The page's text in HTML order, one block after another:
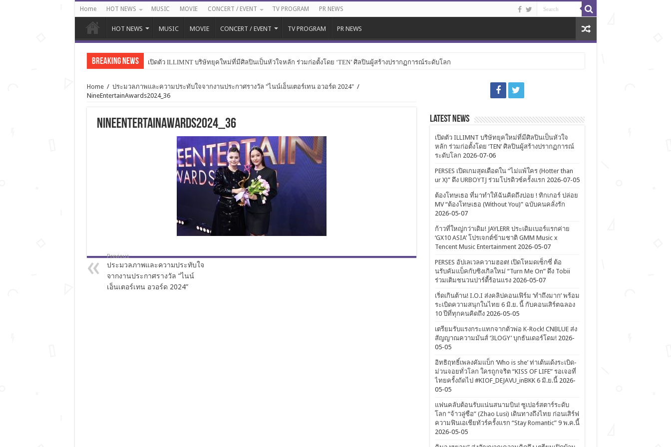
Home HOT NEWS MUSIC MOVIE CONCERT / EVENT TV PROGRAM PR NEWS
HOT NEWS MUSIC MOVIE CONCERT / EVENT TV PROGRAM PR NEWS
Breaking News เปิดตัว ILLIMNT บริษัทยุคใหม่ที่มีศิลปินเป็นหัวใจหลัก ร่วมก่อตั้งโดย ‘TEN’ ศิลปินผู้สร้างปรากฏการณ์ระดับโลก
Home / ประมวลภาพและความประทับใจจากงานประกาศรางวัล "ไนน์เอ็นเตอร์เทน อวอร์ด 2024" /
NineEntertainAwards2024_36
NineEntertainAwards2024_36
Previous
ประมวลภาพและความประทับใจ
จากงานประกาศรางวัล “ไนน์
เอ็นเตอร์เทน อวอร์ด 2024”
Latest News
เปิดตัว ILLIMNT บริษัทยุคใหม่ที่มีศิลปินเป็นหัวใจ
หลัก ร่วมก่อตั้งโดย ‘TEN’ ศิลปินผู้สร้างปรากฏการณ์
ระดับโลก 2026-07-06
PERSES เปิดเกมสุดเดือดใน “ไม่แพ้ใคร (Hotter than
ur X)” ดึง URBOYTJ ร่วมโปรดิวซ์ครั้งแรก 2026-07-05
ต้องโทษเธอ ที่มาทำให้ฉันคิดถึงบ่อย ! ทิกเกอร์ ปล่อย
MV “ต้องโทษเธอ (Without You)” ฉบับคนคลั่งรัก
2026-05-07
ก้าวที่ใหญ่กว่าเดิม! JAYLERR ประเดิมเบอร์แรกค่าย
‘GX10 ASIA’ โปรเจกต์ข้ามชาติ GMM Music x
Tencent Music Entertainment 2026-05-07
PERSES อัปเลเวลความฮอต! เปิดโหมดเซ็กซี่ ต้อ
นรับคัมแบ็คกับซิงเกิลใหม่ “Turn Me On” ดึง Tobii
ร่วมเติมชนวนปาร์ตี้ร้อนแรง 2026-05-07
เริ่ดเกินต้าน! I.O.I ส่งคลิปคอนเฟิร์ม ‘ทำถึงมาก’ พร้อม
ระเบิดความสนุกในไทย 6 มิ.ย. นี้ กับคอนเสิร์ตฉลอง
10 ปีที่ทุกคนคิดถึง 2026-05-05
เตรียมรับแรงกระแทกจากตัวพ่อ K-Rock! CNBLUE ส่ง
สัญญาณความมันส์ ‘3LOGY’ บุกธันเดอร์โดม! 2026-
05-05
อิทธิฤทธิ์เพลงคัมแบ็ก ‘Who is she’ ท่าเต้นเด้งระเบิด-
ม่วนจอยทั่วโลก ใครถูกจริต “KISS OF LIFE” รอเจอที่
ไทยครั้งถัดไป #KIOF_DEJAVU_inBKK 6 มิ.ย.นี้ 2026-
05-05
แฟนคลับต้อนรับแน่นสนามบิน! ซูเปอร์สตาร์ระดับ
โลก “จ้าวลู่ซือ” (Zhao Lusi) เดินทางถึงไทย ก่อนเสิร์ฟ
ความฟินเอเชียทัวร์ครั้งแรก “Stay Romantic” 9 พ.ค.นี้
2026-05-05